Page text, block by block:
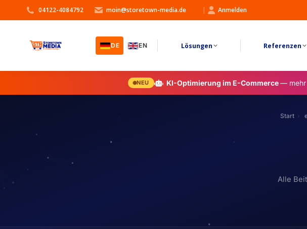
04122-4084792 moin@storetown-media.de | Anmelden
DE EN Lösungen Referenzen
NEU KI-Optimierung im E-Commerce— mehr
Start
Alle